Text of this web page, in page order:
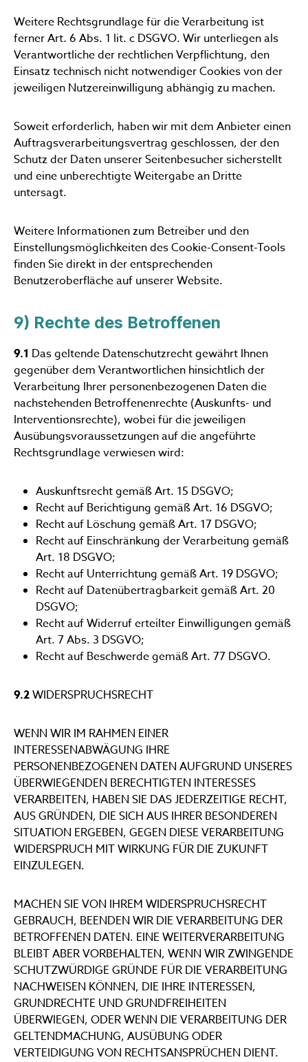
Weitere Rechtsgrundlage für die Verarbeitung ist
ferner Art. 6 Abs. 1 lit. c DSGVO. Wir unterliegen als
Verantwortliche der rechtlichen Verpflichtung, den
Einsatz technisch nicht notwendiger Cookies von der
jeweiligen Nutzereinwilligung abhängig zu machen.
Soweit erforderlich, haben wir mit dem Anbieter einen
Auftragsverarbeitungsvertrag geschlossen, der den
Schutz der Daten unserer Seitenbesucher sicherstellt
und eine unberechtigte Weitergabe an Dritte
untersagt.
Weitere Informationen zum Betreiber und den
Einstellungsmöglichkeiten des Cookie-Consent-Tools
finden Sie direkt in der entsprechenden
Benutzeroberfläche auf unserer Website.
9) Rechte des Betroffenen
9.1 Das geltende Datenschutzrecht gewährt Ihnen
gegenüber dem Verantwortlichen hinsichtlich der
Verarbeitung Ihrer personenbezogenen Daten die
nachstehenden Betroffenenrechte (Auskunfts- und
Interventionsrechte), wobei für die jeweiligen
Ausübungsvoraussetzungen auf die angeführte
Rechtsgrundlage verwiesen wird:
Auskunftsrecht gemäß Art. 15 DSGVO;
Recht auf Berichtigung gemäß Art. 16 DSGVO;
Recht auf Löschung gemäß Art. 17 DSGVO;
Recht auf Einschränkung der Verarbeitung gemäß
Art. 18 DSGVO;
Recht auf Unterrichtung gemäß Art. 19 DSGVO;
Recht auf Datenübertragbarkeit gemäß Art. 20
DSGVO;
Recht auf Widerruf erteilter Einwilligungen gemäß
Art. 7 Abs. 3 DSGVO;
Recht auf Beschwerde gemäß Art. 77 DSGVO.
9.2WIDERSPRUCHSRECHT
WENN WIR IM RAHMEN EINER
INTERESSENABWÄGUNG IHRE
PERSONENBEZOGENEN DATEN AUFGRUND UNSERES
ÜBERWIEGENDEN BERECHTIGTEN INTERESSES
VERARBEITEN, HABEN SIE DAS JEDERZEITIGE RECHT,
AUS GRÜNDEN, DIE SICH AUS IHRER BESONDEREN
SITUATION ERGEBEN, GEGEN DIESE VERARBEITUNG
WIDERSPRUCH MIT WIRKUNG FÜR DIE ZUKUNFT
EINZULEGEN.
MACHEN SIE VON IHREM WIDERSPRUCHSRECHT
GEBRAUCH, BEENDEN WIR DIE VERARBEITUNG DER
BETROFFENEN DATEN. EINE WEITERVERARBEITUNG
BLEIBT ABER VORBEHALTEN, WENN WIR ZWINGENDE
SCHUTZWÜRDIGE GRÜNDE FÜR DIE VERARBEITUNG
NACHWEISEN KÖNNEN, DIE IHRE INTERESSEN,
GRUNDRECHTE UND GRUNDFREIHEITEN
ÜBERWIEGEN, ODER WENN DIE VERARBEITUNG DER
GELTENDMACHUNG, AUSÜBUNG ODER
VERTEIDIGUNG VON RECHTSANSPRÜCHEN DIENT.